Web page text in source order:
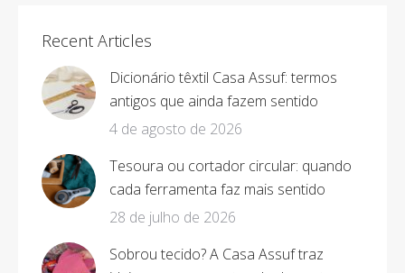
Recent Articles
Dicionário têxtil Casa Assuf: termos
antigos que ainda fazem sentido
4 de agosto de 2026
Tesoura ou cortador circular: quando
cada ferramenta faz mais sentido
28 de julho de 2026
Sobrou tecido? A Casa Assuf traz